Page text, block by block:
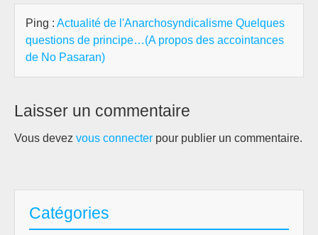
Ping : Actualité de l'Anarchosyndicalisme Quelques
questions de principe…(A propos des accointances
de No Pasaran)
Laisser un commentaire
Vous devez vous connecter pour publier un commentaire.
Catégories